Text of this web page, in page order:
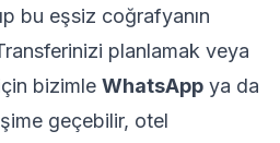
bu eşsiz coğrafyanın
planlamak veya
bizimle WhatsApp ya da
geçebilir, otel